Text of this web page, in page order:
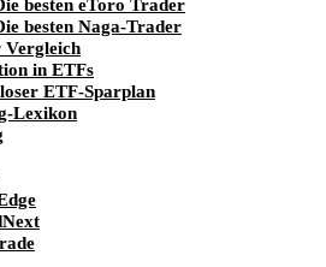
besten eToro Trader
besten Naga-Trader
in ETFs
ETF-Sparplan
Lexikon